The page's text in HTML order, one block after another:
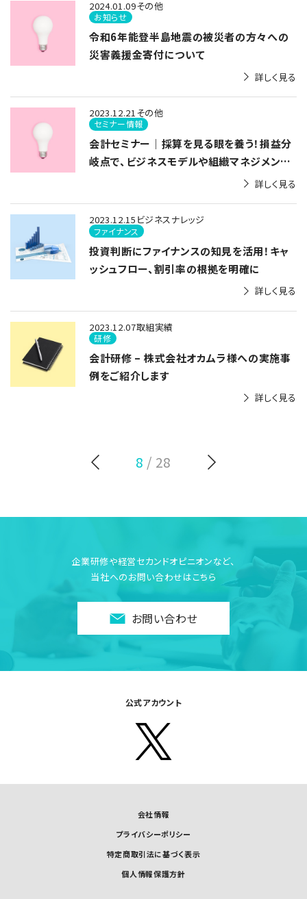
令和6年能登半島地震の被災者の方々への
災害義援金寄付について
2024.01.09その他
お知らせ
詳しく見る
会計セミナー｜採算を見る眼を養う！損益分
岐点で、ビジネスモデルや組織マネジメント
2023.12.21その他
セミナー情報
詳しく見る
投資判断にファイナンスの知見を活用！キャ
ッシュフロー、割引率の根拠を明確に
2023.12.15 ビジネスナレッジ
ファイナンス
詳しく見る
会計研修 – 株式会社オカムラ様への実施事
例をご紹介します
2023.12.07取組実績
研修
詳しく見る
8 / 28
企業研修や経営セカンドオピニオンなど、
当社へのお問い合わせはこちら
お問い合わせ
公式アカウント
会社情報
プライバシーポリシー
特定商取引法に基づく表示
個人情報保護方針